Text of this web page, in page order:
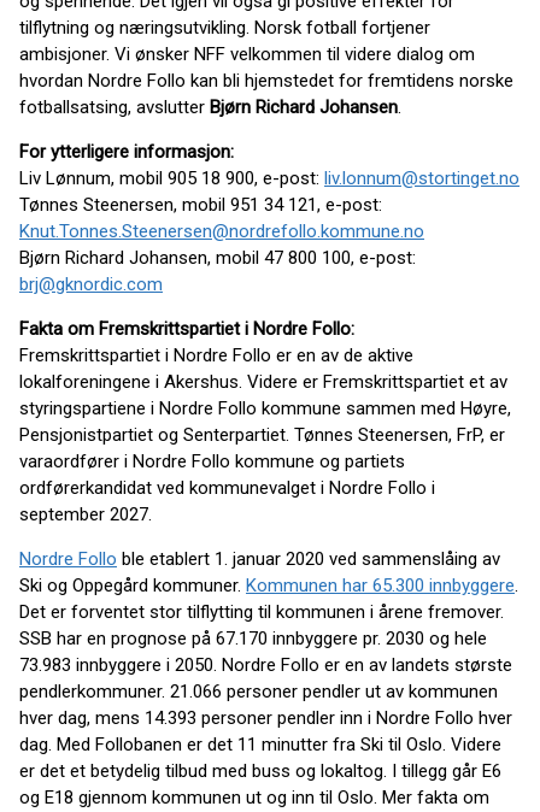
tilflytning og næringsutvikling. Norsk fotball fortjener
ambisjoner. Vi ønsker NFF velkommen til videre dialog om
hvordan Nordre Follo kan bli hjemstedet for fremtidens norske
fotballsatsing, avslutter Bjørn Richard Johansen.
For ytterligere informasjon:
Liv Lønnum, mobil 905 18 900, e-post: liv.lonnum@stortinget.no
Tønnes Steenersen, mobil 951 34 121, e-post:
Knut.Tonnes.Steenersen@nordrefollo.kommune.no
Bjørn Richard Johansen, mobil 47 800 100, e-post:
brj@gknordic.com
Fakta om Fremskrittspartiet i Nordre Follo:
Fremskrittspartiet i Nordre Follo er en av de aktive
lokalforeningene i Akershus. Videre er Fremskrittspartiet et av
styringspartiene i Nordre Follo kommune sammen med Høyre,
Pensjonistpartiet og Senterpartiet. Tønnes Steenersen, FrP, er
varaordfører i Nordre Follo kommune og partiets
ordførerkandidat ved kommunevalget i Nordre Follo i
september 2027.
Nordre Follo ble etablert 1. januar 2020 ved sammenslåing av
Ski og Oppegård kommuner. Kommunen har 65.300 innbyggere.
Det er forventet stor tilflytting til kommunen i årene fremover.
SSB har en prognose på 67.170 innbyggere pr. 2030 og hele
73.983 innbyggere i 2050. Nordre Follo er en av landets største
pendlerkommuner. 21.066 personer pendler ut av kommunen
hver dag, mens 14.393 personer pendler inn i Nordre Follo hver
dag. Med Follobanen er det 11 minutter fra Ski til Oslo. Videre
er det et betydelig tilbud med buss og lokaltog. I tillegg går E6
og E18 gjennom kommunen ut og inn til Oslo. Mer fakta om